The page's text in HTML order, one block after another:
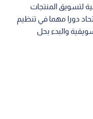
لتسويق المنتجات
دورا مهما في تنظيم
والبدء بحل